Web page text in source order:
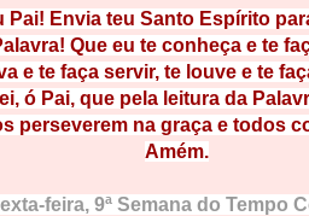
Pai! Envia teu Santo Espírito
Que eu te conheça e te
e te façaservir, te l ouve e te f
ó Pai, que pela leitura da
perseverem na graça e todos
Amém.
feira, 9ª Semana do Tempo